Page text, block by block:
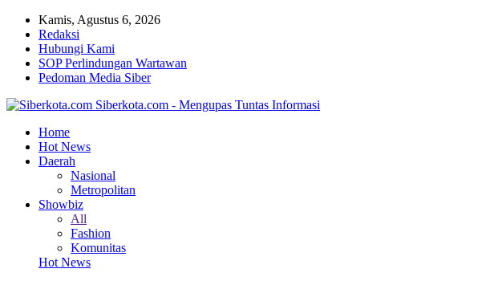
Kamis, Agustus 6, 2026
Redaksi
Hubungi Kami
SOP Perlindungan Wartawan
Pedoman Media Siber
Siberkota.com - Mengupas Tuntas Informasi
Home
Hot News
Daerah
Nasional
Metropolitan
Showbiz
All
Fashion
Komunitas
Hot News